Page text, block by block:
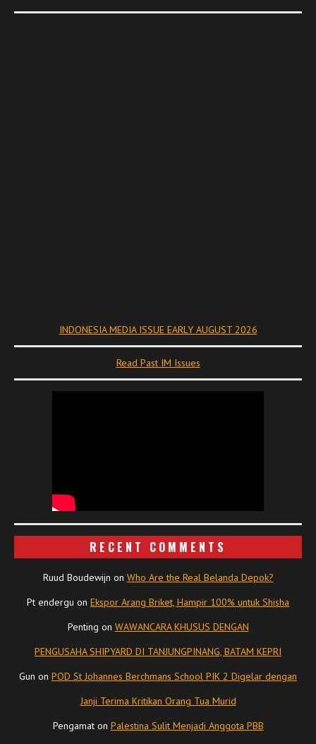
INDONESIA MEDIA ISSUE EARLY AUGUST 2026
Read Past IM Issues
RECENT COMMENTS
Ruud Boudewijn on Who Are the Real Belanda Depok?
Pt endergu on Ekspor Arang Briket, Hampir 100% untuk Shisha
Penting on WAWANCARA KHUSUS DENGAN
PENGUSAHA SHIPYARD DI TANJUNGPINANG, BATAM KEPRI
Gun on POD St Johannes Berchmans School PIK 2 Digelar dengan
Janji Terima Kritikan Orang Tua Murid
Pengamaton Palestina Sulit Menjadi Anggota PBB